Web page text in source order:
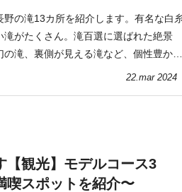
の滝13カ所を紹介します。有名な白
がたくさん。滝百選に選ばれた絶景
滝、裏側が見える滝など、個性豊かな
22.mar 2024
【観光】モデルコース3
喫スポットを紹介〜